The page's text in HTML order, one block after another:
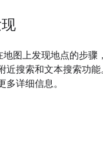
图上发现地点的步骤
搜索和文本搜索功
详细信息。